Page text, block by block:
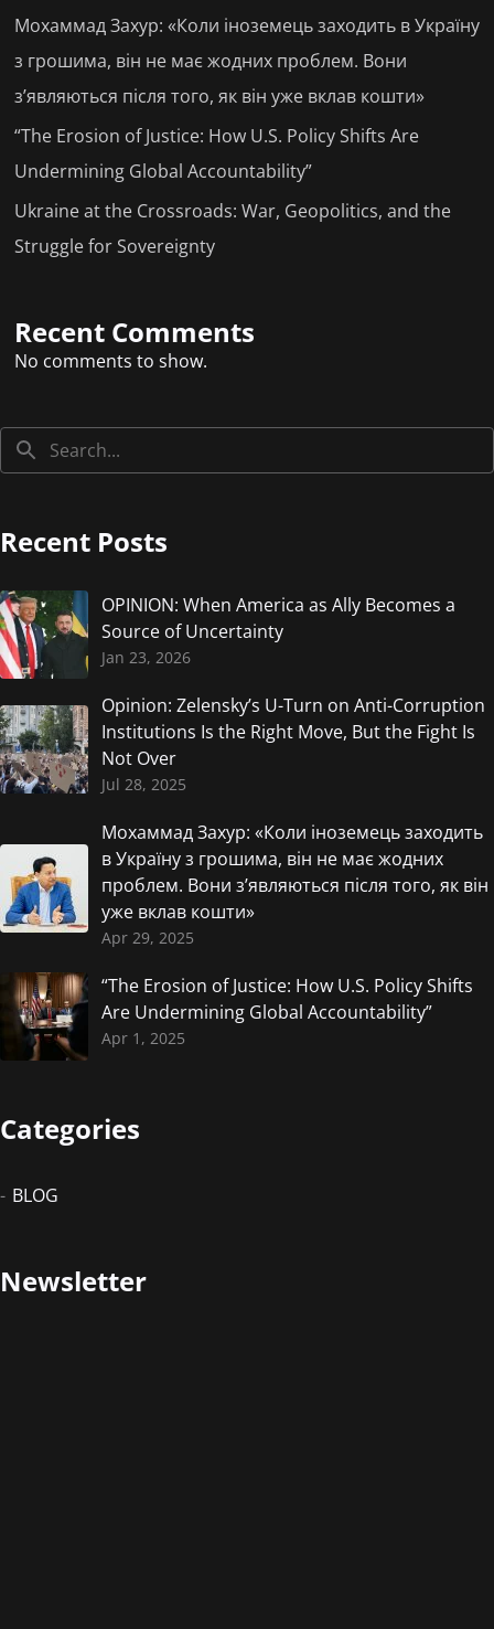
Мохаммад Захур: «Коли іноземець заходить в Україну
з грошима, він не має жодних проблем. Вони
з’являються після того, як він уже вклав кошти»
“The Erosion of Justice: How U.S. Policy Shifts Are
Undermining Global Accountability”
Ukraine at the Crossroads: War, Geopolitics, and the
Struggle for Sovereignty
Recent Comments
No comments to show.
Recent Posts
OPINION: When America as Ally Becomes a
Source of Uncertainty
Jan 23, 2026
Opinion: Zelensky’s U-Turn on Anti-Corruption
Institutions Is the Right Move, But the Fight Is
Not Over
Jul 28, 2025
Мохаммад Захур: «Коли іноземець заходить
в Україну з грошима, він не має жодних
проблем. Вони з’являються після того, як він
уже вклав кошти»
Apr 29, 2025
“The Erosion of Justice: How U.S. Policy Shifts
Are Undermining Global Accountability”
Apr 1, 2025
Categories
BLOG
Newsletter